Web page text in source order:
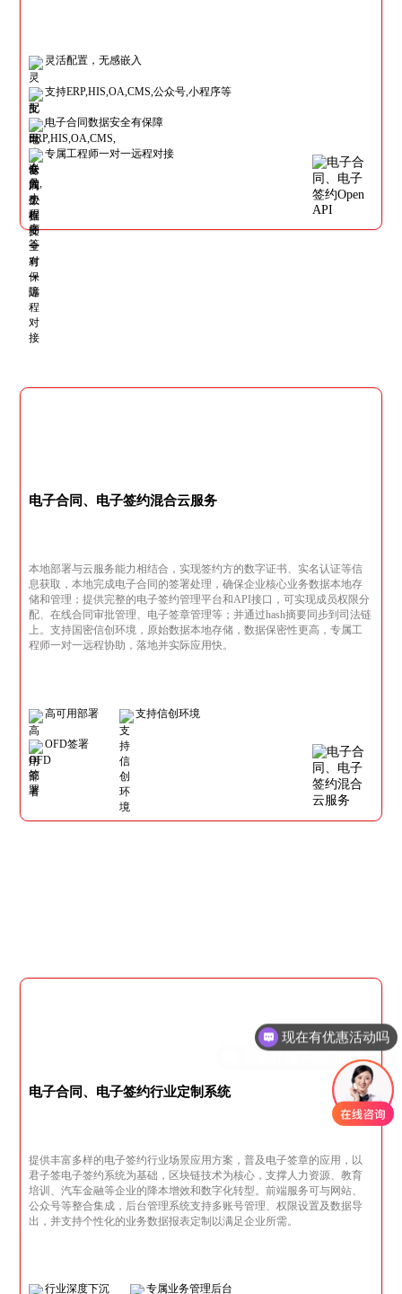
灵活配置，无感嵌入
支持ERP,HIS,OA,CMS,公众号,小程序等
电子合同数据安全有保障
专属工程师一对一远程对接
电子合同、电子签约混合云服务
本地部署与云服务能力相结合，实现签约方的数字证书、实名认证等信
息获取，本地完成电子合同的签署处理，确保企业核心业务数据本地存
储和管理；提供完整的电子签约管理平台和API接口，可实现成员权限分
配、在线合同审批管理、电子签章管理等；并通过hash摘要同步到司法链
上。支持国密信创环境，原始数据本地存储，数据保密性更高，专属工
程师一对一远程协助，落地并实际应用快。
高可用部署 支持信创环境
OFD签署
电子合同、电子签约行业定制系统
提供丰富多样的电子签约行业场景应用方案，普及电子签章的应用，以
君子签电子签约系统为基础，区块链技术为核心，支撑人力资源、教育
培训、汽车金融等企业的降本增效和数字化转型。前端服务可与网站、
公众号等整合集成，后台管理系统支持多账号管理、权限设置及数据导
出，并支持个性化的业务数据报表定制以满足企业所需。
行业深度下沉 专属业务管理后台
可以介绍下你们的产品么